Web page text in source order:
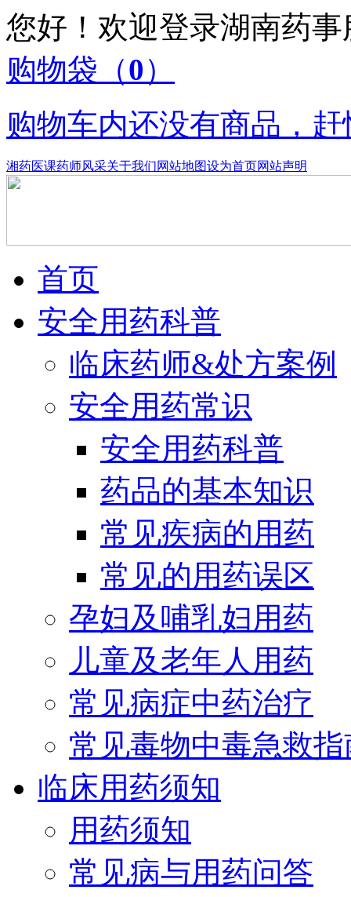
您好！欢迎登录湖南药
购物袋 （0）
购物车内还没有商品，
湘药医课药师风采关于我们网站地图设为首页网站声明
首页
安全用药科普
临床药师&处方案例
安全用药常识
安全用药科普
药品的基本知识
常见疾病的用药
常见的用药误区
孕妇及哺乳妇用药
儿童及老年人用药
常见病症中药治疗
常见毒物中毒急救指
临床用药须知
用药须知
常见病与用药问答